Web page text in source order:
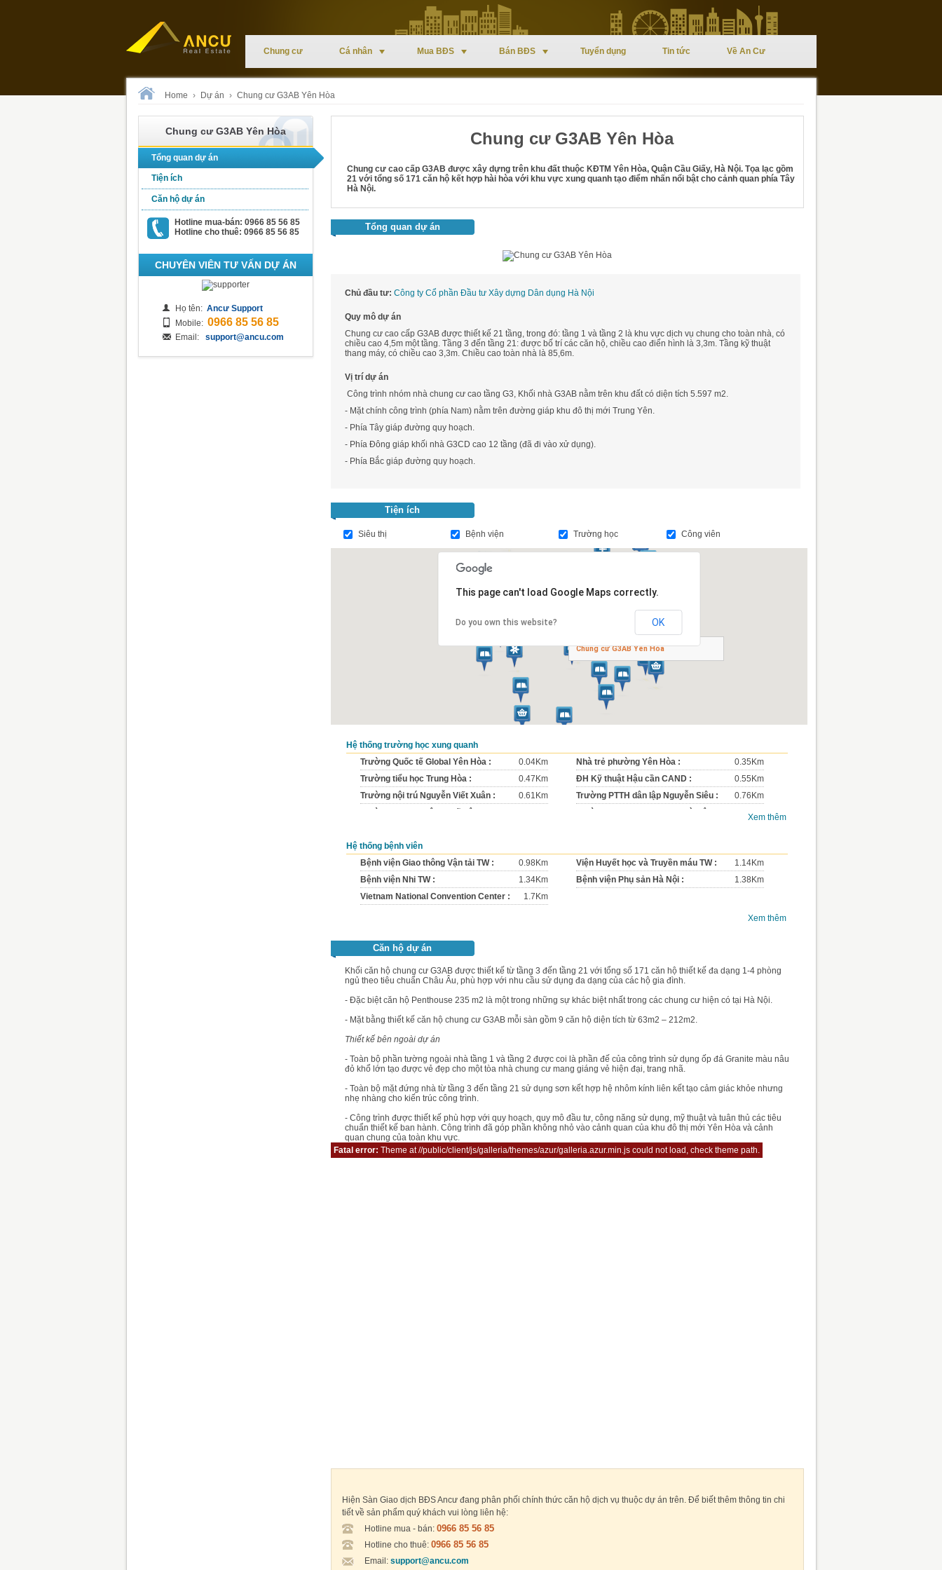
Chung cư Cá nhân Mua BĐS Bán BĐS Tuyển dụng Tin tức Về An Cư
Home › Dự án › Chung cư G3AB Yên Hòa
Chung cư G3AB Yên Hòa
Tổng quan dự án
Tiện ích
Căn hộ dự án
Hotline mua-bán: 0966 85 56 85
Hotline cho thuê: 0966 85 56 85
CHUYÊN VIÊN TƯ VẤN DỰ ÁN
Họ tên: Ancư Support
Mobile: 0966 85 56 85
Email: support@ancu.com
Chung cư G3AB Yên Hòa
Chung cư cao cấp G3AB được xây dựng trên khu đất thuộc KĐTM Yên Hòa, Quận Cầu Giấy, Hà Nội. Tọa lạc gồm
21 với tổng số 171 căn hộ kết hợp hài hòa với khu vực xung quanh tạo điểm nhấn nổi bật cho cảnh quan phía Tây
Hà Nội.
Tổng quan dự án
Chủ đầu tư: Công ty Cổ phần Đầu tư Xây dựng Dân dụng Hà Nội
Quy mô dự án
Chung cư cao cấp G3AB được thiết kế 21 tầng, trong đó: tầng 1 và tầng 2 là khu vực dịch vụ chung cho toàn nhà, có
chiều cao 4,5m một tầng. Tầng 3 đến tầng 21: được bố trí các căn hộ, chiều cao điển hình là 3,3m. Tầng kỹ thuật
thang máy, có chiều cao 3,3m. Chiều cao toàn nhà là 85,6m.
Vị trí dự án
Công trình nhóm nhà chung cư cao tầng G3, Khối nhà G3AB nằm trên khu đất có diện tích 5.597 m2.
- Mặt chính công trình (phía Nam) nằm trên đường giáp khu đô thị mới Trung Yên.
- Phía Tây giáp đường quy hoạch.
- Phía Đông giáp khối nhà G3CD cao 12 tầng (đã đi vào xử dụng).
- Phía Bắc giáp đường quy hoạch.
Tiện ích
Siêu thị Bệnh viện Trường học Công viên
Chung cư G3AB Yên Hòa
This page can't load Google Maps correctly.
Do you own this website? OK
Hệ thống trường học xung quanh
Trường Quốc tế Global Yên Hòa :
0.04Km Nhà trẻ phường Yên Hòa :
0.35Km
Trường tiểu học Trung Hòa :
0.47Km ĐH Kỹ thuật Hậu cần CAND :
0.55Km
Trường nội trú Nguyễn Viết Xuân :
0.61Km Trường PTTH dân lập Nguyễn Siêu :
0.76Km
0.92Km
Trường mầm non Trung Hòa :
Trường tiểu học Lý Thái Tổ :
1.19Km Trường chuyên Hà Nội Amsterdam :
1.3Km
Trường mầm non Thăng Long Kidsmart :
1.35Km
Xem thêm
Hệ thống bệnh viên
Bệnh viện Giao thông Vận tải TW :
0.98Km Viện Huyết học và Truyền máu TW :
1.14Km
Bệnh viện Nhi TW :
1.34Km Bệnh viện Phụ sản Hà Nội :
1.38Km
Vietnam National Convention Center :
1.7Km
Xem thêm
Căn hộ dự án
Khối căn hộ chung cư G3AB được thiết kế từ tầng 3 đến tầng 21 với tổng số 171 căn hộ thiết kế đa dạng 1-4 phòng
ngủ theo tiêu chuẩn Châu Âu, phù hợp với nhu cầu sử dụng đa dạng của các hộ gia đình.
- Đặc biệt căn hộ Penthouse 235 m2 là một trong những sự khác biệt nhất trong các chung cư hiện có tại Hà Nội.
- Mặt bằng thiết kế căn hộ chung cư G3AB mỗi sàn gồm 9 căn hộ diện tích từ 63m2 – 212m2.
Thiết kế bên ngoài dự án
- Toàn bộ phần tường ngoài nhà tầng 1 và tầng 2 được coi là phần đế của công trình sử dụng ốp đá Granite màu nâu
đỏ khổ lớn tạo được vẻ đẹp cho một tòa nhà chung cư mang giáng vẻ hiện đại, trang nhã.
- Toàn bộ mặt đứng nhà từ tầng 3 đến tầng 21 sử dụng sơn kết hợp hệ nhôm kính liên kết tạo cảm giác khỏe nhưng
nhẹ nhàng cho kiến trúc công trình.
- Công trình được thiết kế phù hợp với quy hoạch, quy mô đầu tư, công năng sử dụng, mỹ thuật và tuân thủ các tiêu
chuẩn thiết kế ban hành. Công trình đã góp phần không nhỏ vào cảnh quan của khu đô thị mới Yên Hòa và cảnh
quan chung của toàn khu vực.
Fatal error: Theme at //public/client/js/galleria/themes/azur/galleria.azur.min.js could not load, check theme path.
Hiện Sàn Giao dịch BĐS Ancư đang phân phối chính thức căn hộ dịch vụ thuộc dự án trên. Để biết thêm thông tin chi
tiết về sản phẩm quý khách vui lòng liên hệ:
Hotline mua - bán: 0966 85 56 85
Hotline cho thuê: 0966 85 56 85
Email: support@ancu.com